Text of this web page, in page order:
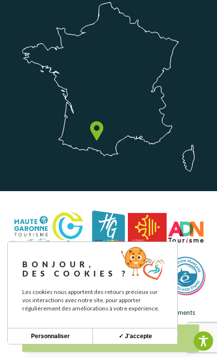
Mentions légalesPolitique de confidentialitéNos engagements
BONJOUR,
DES COOKIES ?
Les cookies nous apportent des retours précieux sur
vos interactions avec notre site, pour apporter
régulièrement des améliorations à votre expérience.
✓ J'accepte
Personnaliser